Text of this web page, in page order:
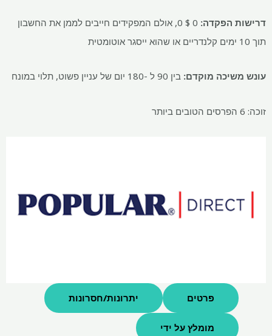
דרישות הפקדה:
0 $ 0, אולם המפקידים חייבים לממן את החשבון
תוך 10 ימים קלנדריים או שהוא ייסגר אוטומטית
עונש משיכה מוקדם: בין 90 ל -180 יום של עניין פשוט, תלוי במונח
זוכה: 6 הפרסים הטובים ביותר
פרטים יתרונות/חסרונות
מומלץ על ידי